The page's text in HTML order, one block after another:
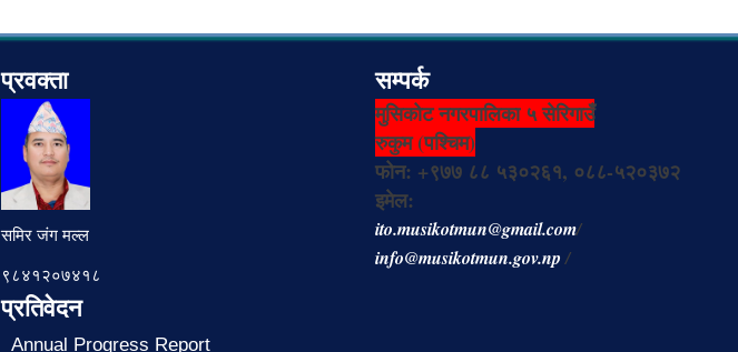
प्रवक्ता
समिर जंग मल्ल
९८४१२०७४१८
प्रतिवेदन
Annual Progress Report
सम्पर्क
मुसिकोट नगरपालिका ५ सेरिगाउँ
रुकुम (पश्चिम)
फोन: +९७७ ८८ ५३०२६१, ०८८-५२०३७२
इमेल:
ito.musikotmun@gmail.com/
info@musikotmun.gov.np/